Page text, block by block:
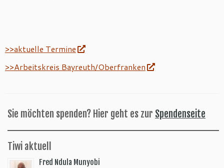
>>aktuelle Termine
>>Arbeitskreis Bayreuth/Oberfranken
Sie möchten spenden? Hier geht es zur Spendenseite
Tiwi aktuell
Fred Ndula Munyobi